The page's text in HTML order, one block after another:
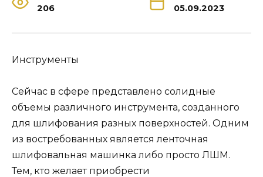
206 05.09.2023
Инструменты
Сейчас в сфере представлено солидные
объемы различного инструмента, созданного
для шлифования разных поверхностей. Одним
из востребованных является ленточная
шлифовальная машинка либо просто ЛШМ.
Тем, кто желает приобрести